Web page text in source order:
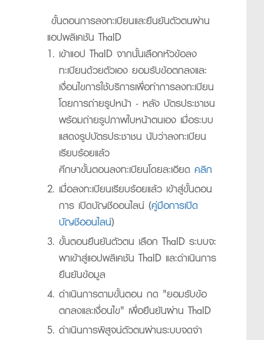
ขั้นตอนการลงทะเบียนและยืนยันตัวตนผ่าน
แอปพลิเคชัน ThaID
เข้าแอป ThaID จากนั้นเลือกหัวข้อลง
ทะเบียนด้วยตัวเอง ยอมรับข้อตกลงและ
เงื่อนไขการใช้บริการเพื่อทำการลงทะเบียน
โดยการถ่ายรูปหน้า - หลัง บัตรประชาชน
พร้อมถ่ายรูปภาพใบหน้าตนเอง เมื่อระบบ
แสดงรูปบัตรประชาชน นับว่าลงทะเบียน
เรียบร้อยแล้ว
ศึกษาขั้นตอนลงทะเบียนโดยละเอียด คลิก
เมื่อลงทะเบียนเรียบร้อยแล้ว เข้าสู่ขั้นตอน
การ เปิดบัญชีออนไลน์ (คู่มือการเปิด
บัญชีออนไลน์)
ขั้นตอนยืนยันตัวตน เลือก ThaID ระบบจะ
พาเข้าสู่แอปพลิเคชัน ThaID และดำเนินการ
ยืนยันข้อมูล
ดำเนินการตามขั้นตอน กด "ยอมรับข้อ
ตกลงและเงื่อนไข" เพื่อยืนยันผ่าน ThaID
ดำเนินการพิสูจน์ตัวตนผ่านระบบจดจำ